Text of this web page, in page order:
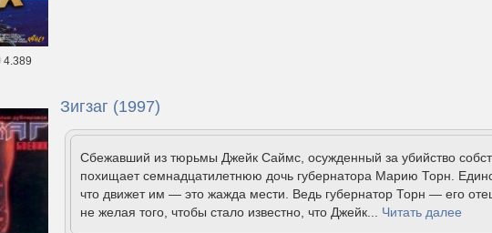
4.389
Зигзаг (1997)
Сбежавший из тюрьмы Джейк Саймс, осужденный за убийство
похищает семнадцатилетнюю дочь губернатора Марию Торн.
что движет им — это жажда мести. Ведь губернатор Торн — его
не желая того, чтобы стало известно, что Джейк... Читать далее